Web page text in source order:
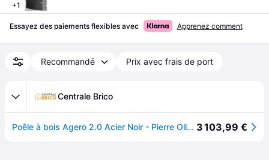
+1
Essayez des paiements flexibles avec Apprenez comment
Recommandé Prix avec frais de port
Centrale Brico
Poêle à bois Agero 2.0 Acier Noir - Pierre Ollaire - 7 kW 3 103,99 €